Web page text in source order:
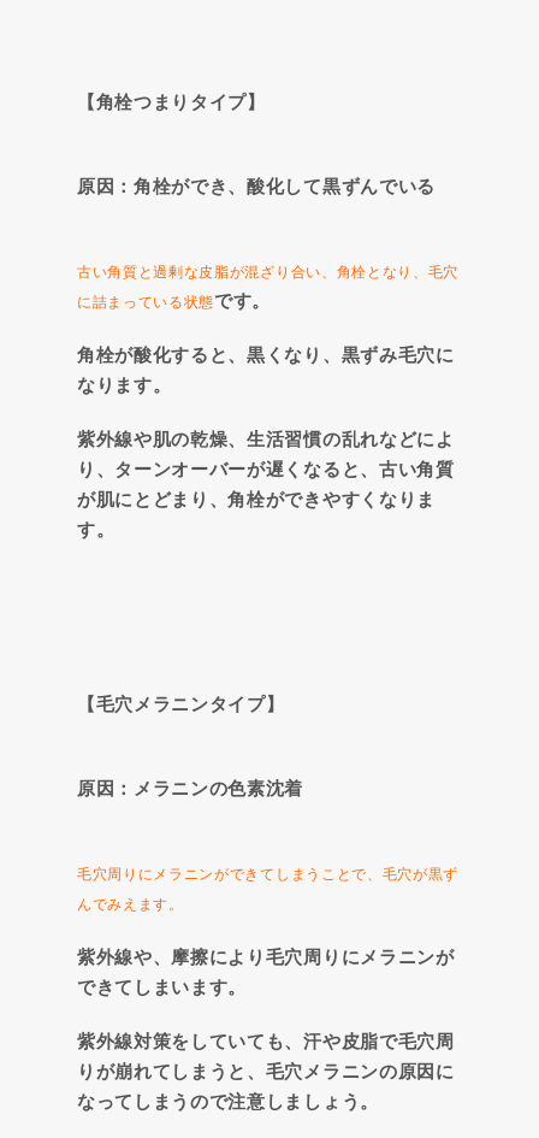
【角栓つまりタイプ】
原因：角栓ができ、酸化して黒ずんでいる
古い角質と過剰な皮脂が混ざり合い、角栓となり、毛穴
に詰まっている状態です。
角栓が酸化すると、黒くなり、黒ずみ毛穴に
なります。
紫外線や肌の乾燥、生活習慣の乱れなどによ
り、ターンオーバーが遅くなると、古い角質
が肌にとどまり、角栓ができやすくなりま
す。
【毛穴メラニンタイプ】
原因：メラニンの色素沈着
毛穴周りにメラニンができてしまうことで、毛穴が黒ず
んでみえます。
紫外線や、摩擦により毛穴周りにメラニンが
できてしまいます。
紫外線対策をしていても、汗や皮脂で毛穴周
りが崩れてしまうと、毛穴メラニンの原因に
なってしまうので注意しましょう。